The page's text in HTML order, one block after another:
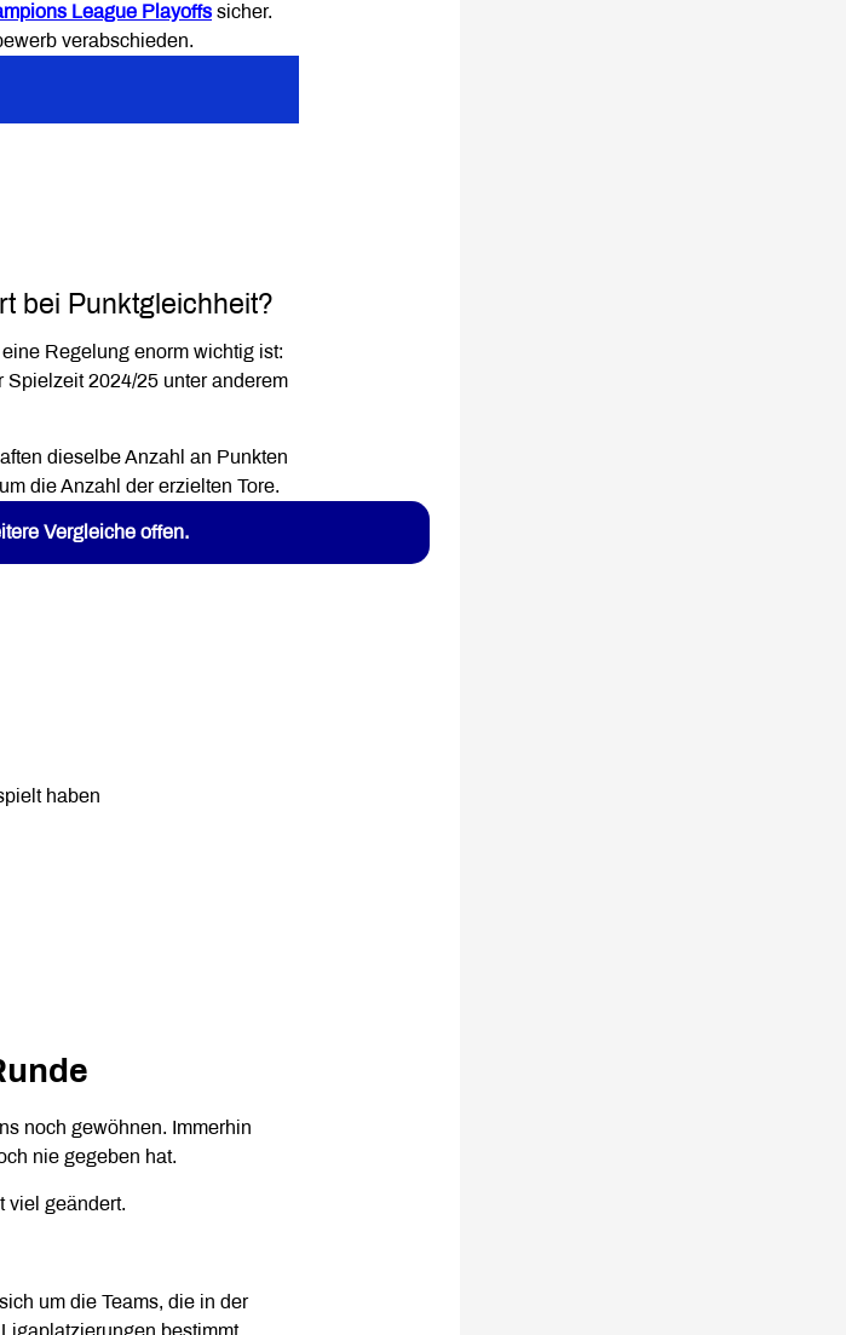
League Playoffs sicher.
verabschieden.
bei Punktgleichheit?
Regelung enorm wichtig ist:
Spielzeit 2024/25 unter anderem
dieselbe Anzahl an Punkten
die Anzahl der erzielten Tore.
Vergleiche offen.
haben
noch gewöhnen. Immerhin
nie gegeben hat.
viel geändert.
um die Teams, die in der
bestimmt